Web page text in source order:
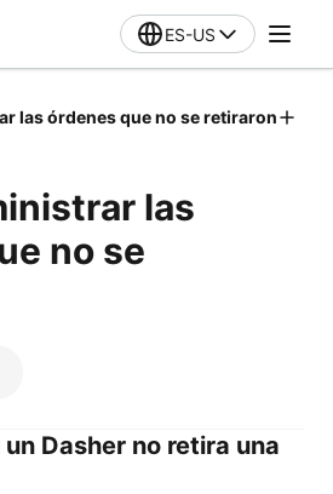
ES-US
las órdenes que no se retiraron
las
no se
Dasher no retira una